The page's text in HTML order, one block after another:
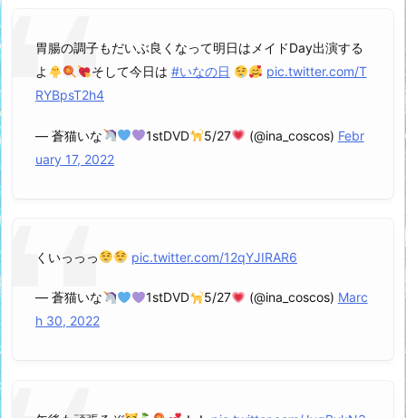
胃腸の調子もだいぶ良くなって明日はメイドDay出演する
よ
そして今日は #いなの日
pic.twitter.com/T
RYBpsT2h4
— 蒼猫いな 1stDVD 5/27 (@ina_coscos) Febr
uary 17, 2022
くいっっっ pic.twitter.com/12qYJIRAR6
— 蒼猫いな 1stDVD 5/27 (@ina_coscos) Marc
h 30, 2022